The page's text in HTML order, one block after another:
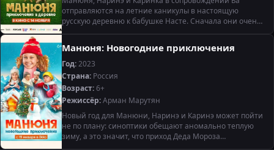
отправляются на летние каникулы в настоящую
русскую деревню к бабушке Насте. Сначала они очень
Манюня: Новогодние приключения
Год:2023
Страна: Россия
Возраст:6+
Режиссёр:Арман Марутян
Новый год для Манюни, Наринэ и Каринэ может пойти
не по плану: синоптики обещают аномально теплую
зиму, а это значит, что приход Деда Мороза